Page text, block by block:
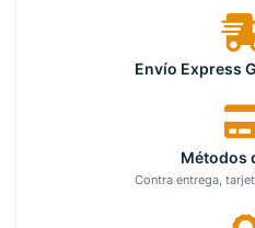
Envío Express
Métodos
Contra entrega,